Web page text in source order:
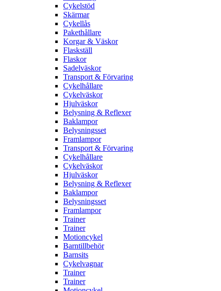
Cykelstöd
Skärmar
Cykellås
Pakethållare
Korgar & Väskor
Flaskställ
Flaskor
Sadelväskor
Transport & Förvaring
Cykelhållare
Cykelväskor
Hjulväskor
Belysning & Reflexer
Baklampor
Belysningsset
Framlampor
Transport & Förvaring
Cykelhållare
Cykelväskor
Hjulväskor
Belysning & Reflexer
Baklampor
Belysningsset
Framlampor
Trainer
Trainer
Motioncykel
Barntillbehör
Barnsits
Cykelvagnar
Trainer
Trainer